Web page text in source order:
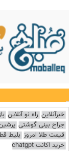
خبرآنلاین راه نو آنلاین
جراح بینی گوشتی
قیمت طلا امروز بلیط
خرید اکانت chatgpt